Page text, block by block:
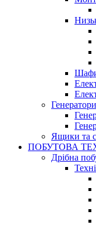
Генератори
Ящики та
ПОБУТОВА
Дрібна